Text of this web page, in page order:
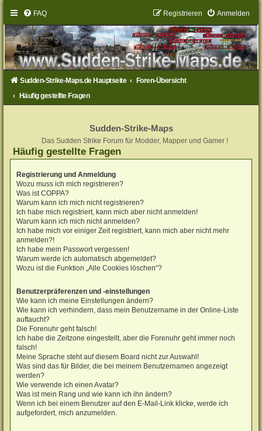
FAQ Anmelden
Registrieren
Sudden-Strike-Maps.de Hauptseite
Foren-Übersicht
Häufig gestellte Fragen
Sudden-Strike-Maps
Das Sudden Strike Forum für Modder, Mapper und Gamer !
Häufig gestellte Fragen
Registrierung und Anmeldung
Wozu muss ich mich registrieren?
Was ist COPPA?
Warum kann ich mich nicht registrieren?
Ich habe mich registriert, kann mich aber nicht anmelden!
Warum kann ich mich nicht anmelden?
Ich habe mich vor einiger Zeit registriert, kann mich aber nicht mehr
anmelden?!
Ich habe mein Passwort vergessen!
Warum werde ich automatisch abgemeldet?
Wozu ist die Funktion „Alle Cookies löschen“?
Benutzerpräferenzen und -einstellungen
Wie kann ich meine Einstellungen ändern?
Wie kann ich verhindern, dass mein Benutzername in der Online-Liste
auftaucht?
Die Forenuhr geht falsch!
Ich habe die Zeitzone eingestellt, aber die Forenuhr geht immer noch
falsch!
Meine Sprache steht auf diesem Board nicht zur Auswahl!
Was sind das für Bilder, die bei meinem Benutzernamen angezeigt
werden?
Wie verwende ich einen Avatar?
Was ist mein Rang und wie kann ich ihn ändern?
Wenn ich bei einem Benutzer auf den E-Mail-Link klicke, werde ich
aufgefordert, mich anzumelden.